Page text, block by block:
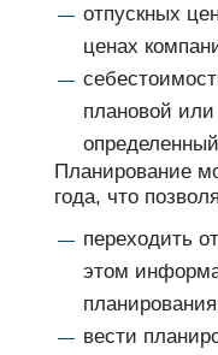
отпускных
ценах
плановой
Планирование
года, что
переходить
этом
вести